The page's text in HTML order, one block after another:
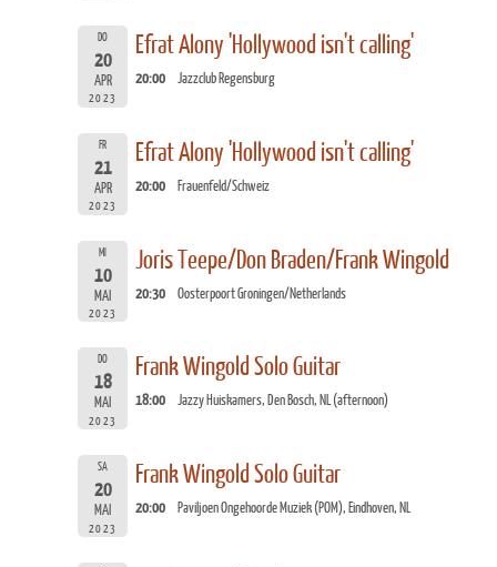
DO
20
APR
2023
Efrat Alony 'Hollywood isn't calling'
20:00 Jazzclub Regensburg
FR
21
APR
2023
Efrat Alony 'Hollywood isn't calling'
20:00 Frauenfeld/Schweiz
MI
10
MAI
2023
Joris Teepe/Don Braden/Frank Wingold
20:30 Oosterpoort Groningen/Netherlands
DO
18
MAI
2023
Frank Wingold Solo Guitar
18:00 Jazzy Huiskamers, Den Bosch, NL (afternoon)
SA
20
MAI
2023
Frank Wingold Solo Guitar
20:00 Paviljoen Ongehoorde Muziek (POM), Eindhoven, NL